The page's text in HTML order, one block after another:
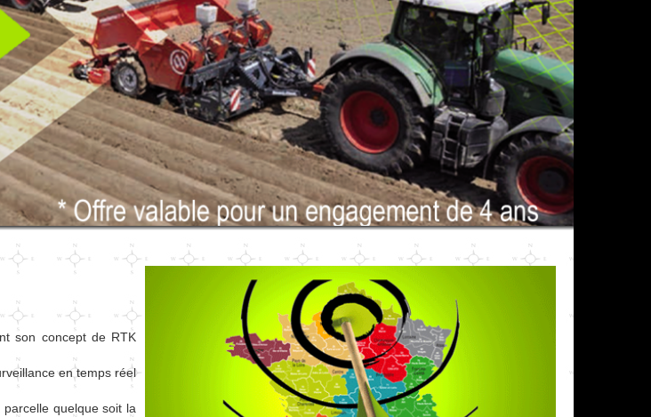
son concept de RTK
en temps réel
quelque soit la